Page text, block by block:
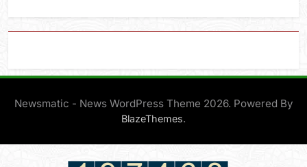
Newsmatic - News WordPress Theme 2026. Powered By
BlazeThemes.